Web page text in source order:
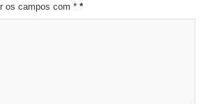
os campos com * *